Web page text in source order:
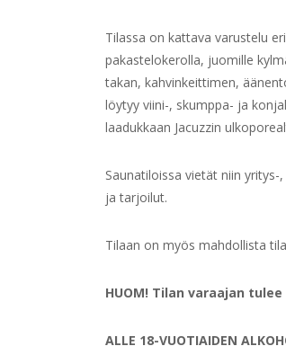
Tilassa on kattava varustelu
pakastelokerolla, juomille
takan, kahvinkeittimen,
löytyy viini-, skumppa- ja
laadukkaan Jacuzzin
Saunatiloissa vietät niin
ja tarjoilut.
Tilaan on myös mahdollista
HUOM! Tilan varaajan
ALLE 18-VUOTIAIDEN